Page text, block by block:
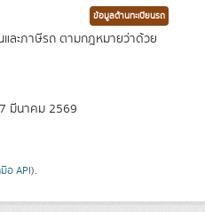
ข้อมูลด้านทะเบียนรถ
และภาษีรถ ตามกฎหมายว่าด้วย
มีนาคม 2569
อ API).